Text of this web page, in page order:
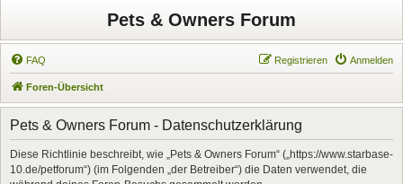
Pets & Owners Forum
FAQ Anmelden
Registrieren
Foren-Übersicht
Pets & Owners Forum - Datenschutzerklärung
Diese Richtlinie beschreibt, wie „Pets & Owners Forum“ („https://www.starbase-
10.de/petforum“) (im Folgenden „der Betreiber“) die Daten verwendet, die